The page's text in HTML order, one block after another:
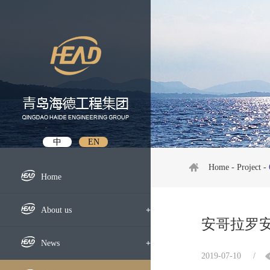
中 EN
Home
About us +
Profile
News +
Home - Project -
安哥拉罗
2019-07-10 /